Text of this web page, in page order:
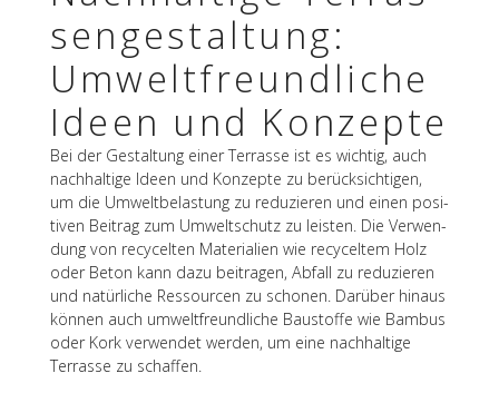
sen­ge­stal­tung:
Umwelt­freund­li­che
Ideen und Konzepte
Bei der Gestal­tung einer Terrasse ist es wich­tig, auch
nach­hal­tige Ideen und Konzepte zu berück­sich­ti­gen,
um die Umwelt­be­las­tung zu redu­zie­ren und einen posi­
ti­ven Beitrag zum Umwelt­schutz zu leis­ten. Die Verwen­
dung von recy­cel­ten Mate­ria­lien wie recy­cel­tem Holz
oder Beton kann dazu beitra­gen, Abfall zu redu­zie­ren
und natür­li­che Ressour­cen zu scho­nen. Darüber hinaus
können auch umwelt­freund­li­che Baustoffe wie Bambus
oder Kork verwen­det werden, um eine nach­hal­tige
Terrasse zu schaffen.